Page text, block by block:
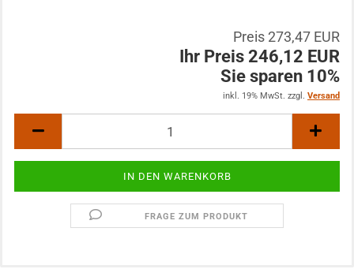
Preis 273,47 EUR
Ihr Preis 246,12 EUR
Sie sparen 10%
inkl. 19% MwSt. zzgl. Versand
FRAGE ZUM PRODUKT